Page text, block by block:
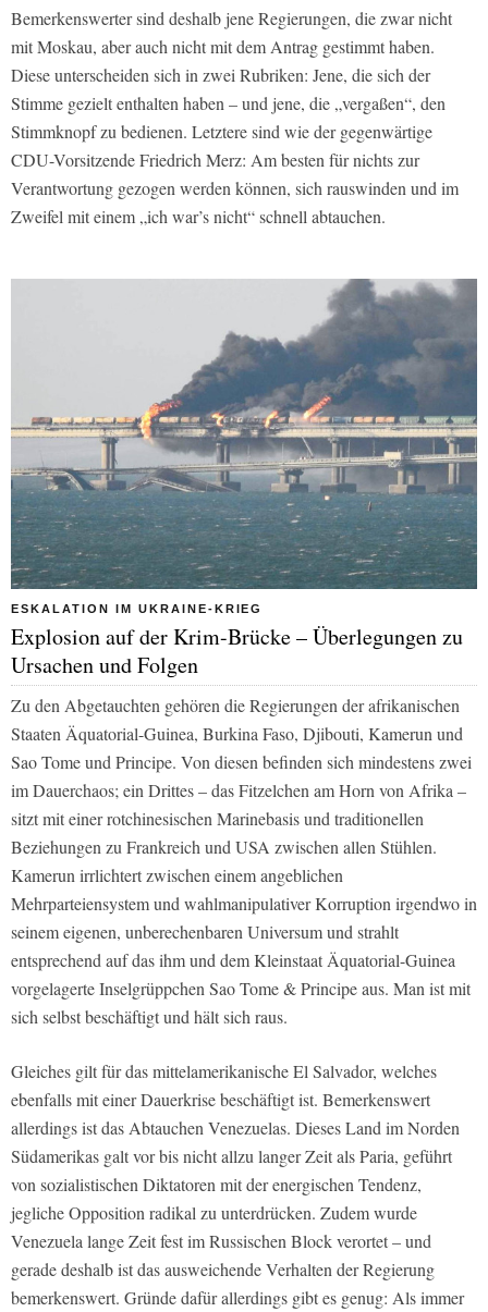
Bemerkenswerter sind deshalb jene Regierungen, die zwar nicht
mit Moskau, aber auch nicht mit dem Antrag gestimmt haben.
Diese unterscheiden sich in zwei Rubriken: Jene, die sich der
Stimme gezielt enthalten haben – und jene, die „vergaßen“, den
Stimmknopf zu bedienen. Letztere sind wie der gegenwärtige
CDU-Vorsitzende Friedrich Merz: Am besten für nichts zur
Verantwortung gezogen werden können, sich rauswinden und im
Zweifel mit einem „ich war’s nicht“ schnell abtauchen.
ESKALATION IM UKRAINE-KRIEG
Explosion auf der Krim-Brücke – Überlegungen zu
Ursachen und Folgen
Zu den Abgetauchten gehören die Regierungen der afrikanischen
Staaten Äquatorial-Guinea, Burkina Faso, Djibouti, Kamerun und
Sao Tome und Principe. Von diesen befinden sich mindestens zwei
im Dauerchaos; ein Drittes – das Fitzelchen am Horn von Afrika –
sitzt mit einer rotchinesischen Marinebasis und traditionellen
Beziehungen zu Frankreich und USA zwischen allen Stühlen.
Kamerun irrlichtert zwischen einem angeblichen
Mehrparteiensystem und wahlmanipulativer Korruption irgendwo in
seinem eigenen, unberechenbaren Universum und strahlt
entsprechend auf das ihm und dem Kleinstaat Äquatorial-Guinea
vorgelagerte Inselgrüppchen Sao Tome & Principe aus. Man ist mit
sich selbst beschäftigt und hält sich raus.
Gleiches gilt für das mittelamerikanische El Salvador, welches
ebenfalls mit einer Dauerkrise beschäftigt ist. Bemerkenswert
allerdings ist das Abtauchen Venezuelas. Dieses Land im Norden
Südamerikas galt vor bis nicht allzu langer Zeit als Paria, geführt
von sozialistischen Diktatoren mit der energischen Tendenz,
jegliche Opposition radikal zu unterdrücken. Zudem wurde
Venezuela lange Zeit fest im Russischen Block verortet – und
gerade deshalb ist das ausweichende Verhalten der Regierung
bemerkenswert. Gründe dafür allerdings gibt es genug: Als immer